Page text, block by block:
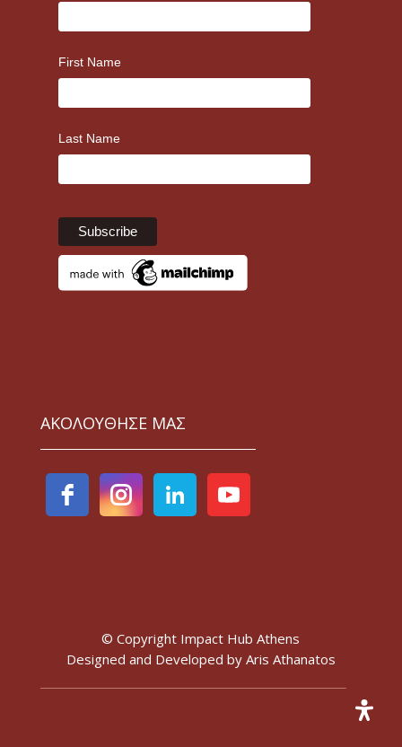
First Name
Last Name
ΑΚΟΛΟΥΘΗΣΕ ΜΑΣ
© Copyright Impact Hub Athens
Designed and Developed by Aris Athanatos